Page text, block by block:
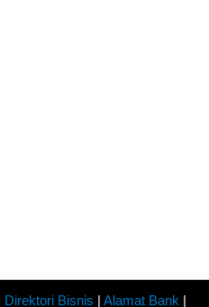
Direktori Bisnis | Alamat Bank |